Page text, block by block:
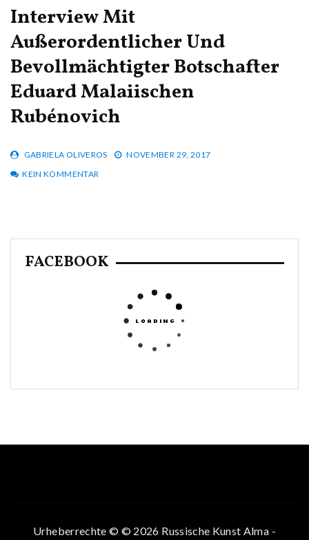
Interview Mit
Außerordentlicher Und
Bevollmächtigter Botschafter
Eduard Malaiischen
Rubénovich
GABRIELA OLIVEROS
NOVEMBER 29, 2017
KEIN KOMMENTAR
FACEBOOK
Urheberrechte © © 2026 Russische Kunst Alma -